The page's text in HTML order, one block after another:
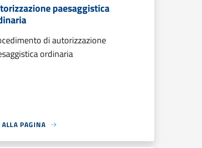
paesaggistica
di autorizzazione
ordinaria
PAGINA